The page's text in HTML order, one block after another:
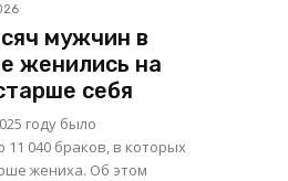
мужчин в
женились на
себя
году было
11 040 браков, в которых
жениха. Об этом